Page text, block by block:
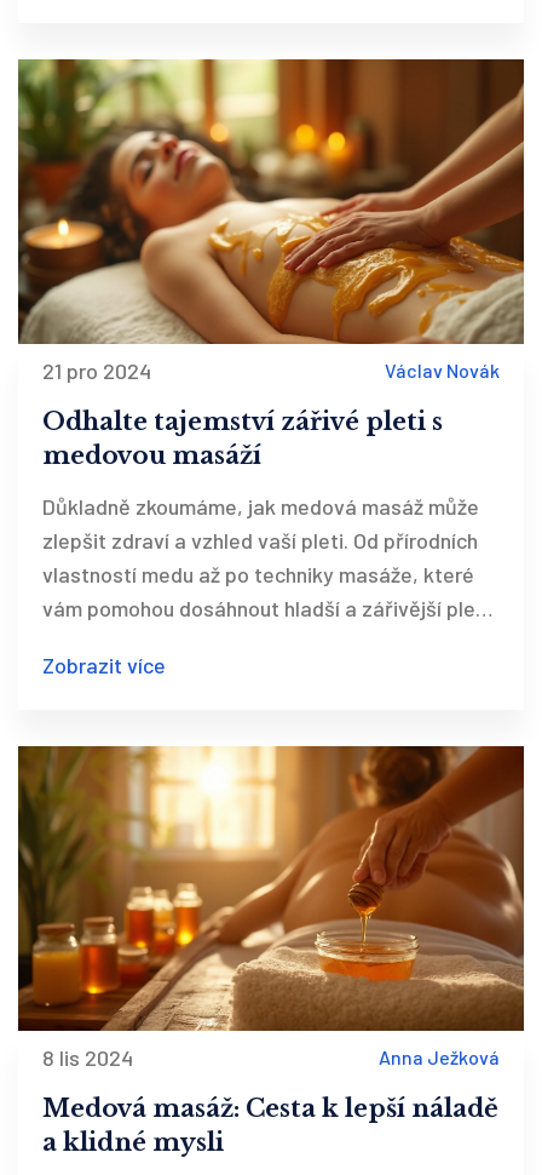
masáž raději odpustit. Ponoříte se do tajů, které
za tímhle voňavým rituálem stojí, a zjistíte, jestli
je tahle terapie pro vás vhodná.
21 pro 2024 Václav Novák
Odhalte tajemství zářivé pleti s
medovou masáží
Důkladně zkoumáme, jak medová masáž může
zlepšit zdraví a vzhled vaší pleti. Od přírodních
vlastností medu až po techniky masáže, které
vám pomohou dosáhnout hladší a zářivější pleti.
pokožku, ale také přináší pocit celkové pohody.
která získává stále větší popularitu. Objevte, jak
ji můžete snadno začlenit do své každodenní
péče o pleť.
Zobrazit více
8 lis 2024 Anna Ježková
Medová masáž: Cesta k lepší náladě
a klidné mysli